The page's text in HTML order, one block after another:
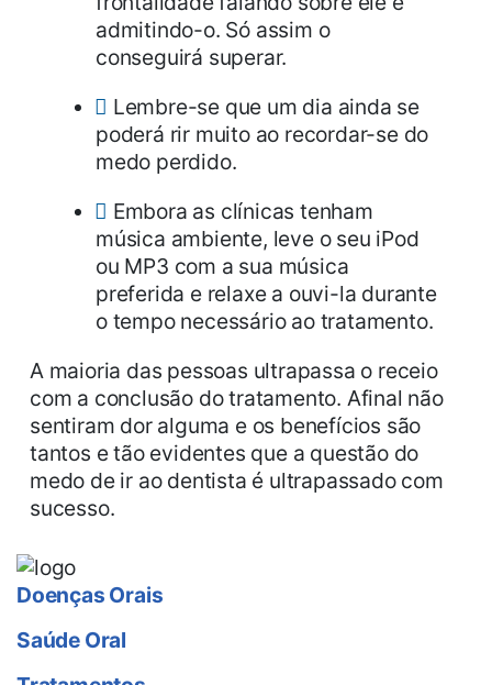
admitindo-o. Só assim o
conseguirá superar.
Lembre-se que um dia ainda se
poderá rir muito ao recordar-se do
medo perdido.
Embora as clínicas tenham
música ambiente, leve o seu iPod
ou MP3 com a sua música
preferida e relaxe a ouvi-la durante
o tempo necessário ao tratamento.
A maioria das pessoas ultrapassa o receio
com a conclusão do tratamento. Afinal não
sentiram dor alguma e os benefícios são
tantos e tão evidentes que a questão do
medo de ir ao dentista é ultrapassado com
sucesso.
Doenças Orais
Saúde Oral